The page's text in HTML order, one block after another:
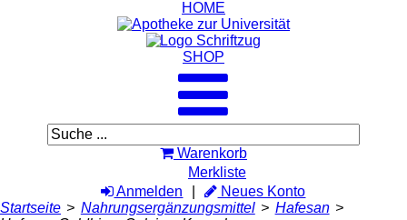
HOME
SHOP
Warenkorb
Merkliste
Anmelden
Neues Konto
Startseite > Nahrungsergänzungsmittel > Hafesan >